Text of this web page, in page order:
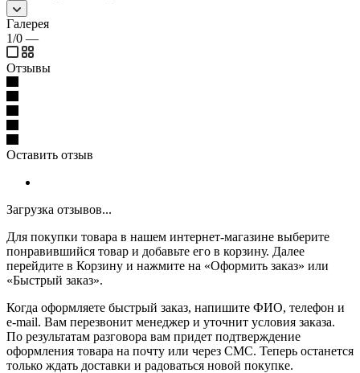
Галерея
1/0 —
Отзывы
Оставить отзыв
Загрузка отзывов...
Для покупки товара в нашем интернет-магазине выберите
понравившийся товар и добавьте его в корзину. Далее
перейдите в Корзину и нажмите на «Оформить заказ» или
«Быстрый заказ».
Когда оформляете быстрый заказ, напишите ФИО, телефон и
e-mail. Вам перезвонит менеджер и уточнит условия заказа.
По результатам разговора вам придет подтверждение
оформления товара на почту или через СМС. Теперь останется
только ждать доставки и радоваться новой покупке.